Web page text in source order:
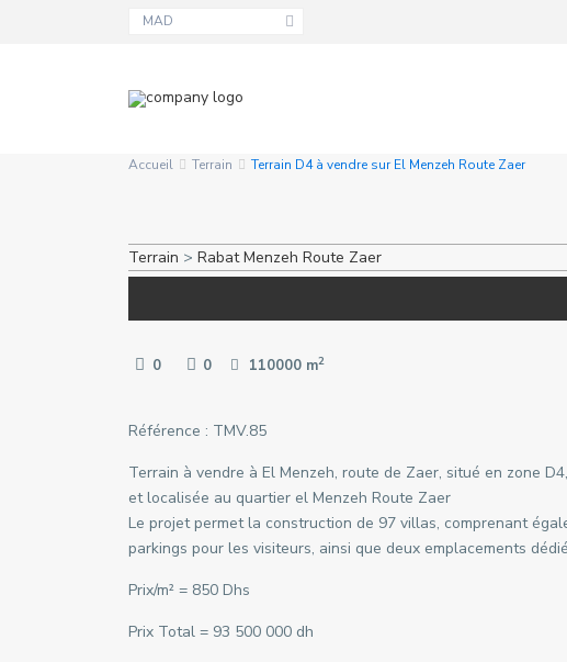
MAD
Accueil Terrain Terrain D4 à vendre sur El Menzeh Route Zaer
Terrain > Rabat Menzeh Route Zaer
0 0 110000 m2
Référence : TMV.85
Terrain à vendre à El Menzeh, route de Zaer, situé en zone
et localisée au quartier el Menzeh Route Zaer
Le projet permet la construction de 97 villas, comprenant
parkings pour les visiteurs, ainsi que deux emplacements
Prix/m² = 850 Dhs
Prix Total = 93 500 000 dh